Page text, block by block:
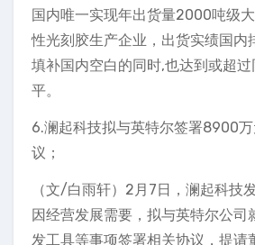
国内唯一实现年出货量2000吨级
性光刻胶生产企业，出货实绩国内
填补国内空白的同时,也达到或超
平。
6.澜起科技拟与英特尔签署8900
议；
（文/白雨轩）2月7日，澜起科技
因经营发展需要，拟与英特尔公司
发工具等事项签署相关协议，提请